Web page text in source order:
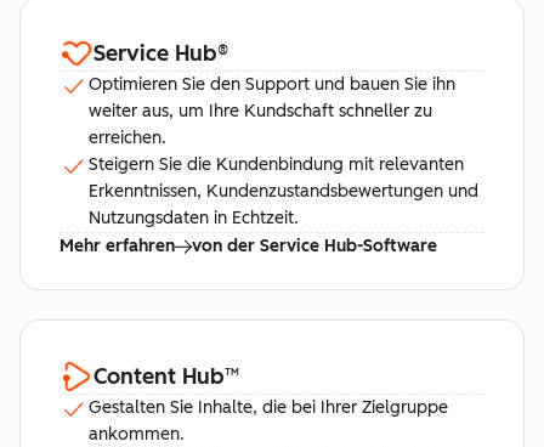
Service Hub®
Optimieren Sie den Support und bauen Sie ihn
weiter aus, um Ihre Kundschaft schneller zu
erreichen.
Steigern Sie die Kundenbindung mit relevanten
Erkenntnissen, Kundenzustandsbewertungen und
Nutzungsdaten in Echtzeit.
Mehr erfahren
von der Service Hub-Software
Content Hub™
Gestalten Sie Inhalte, die bei Ihrer Zielgruppe
ankommen.